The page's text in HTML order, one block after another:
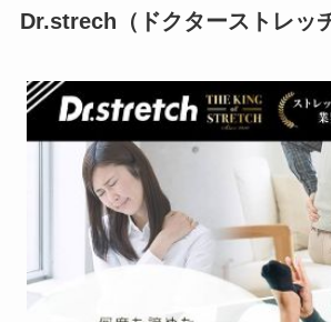
Dr.strech（ドクターストレッ